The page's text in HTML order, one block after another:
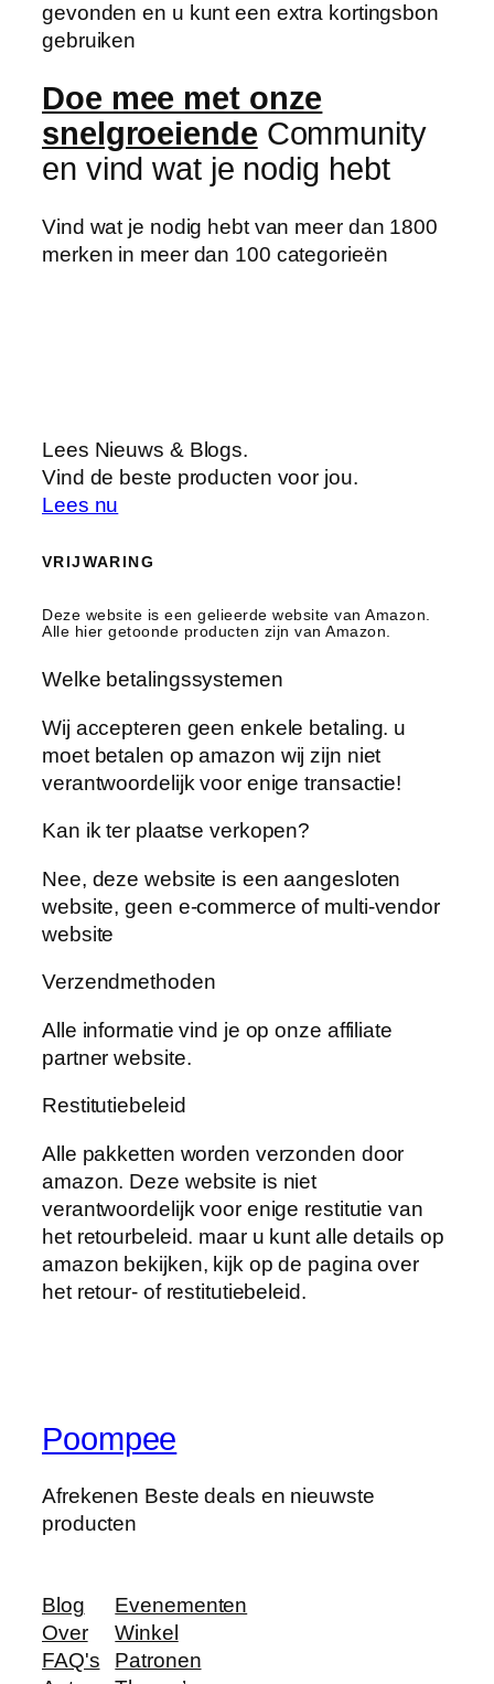
gevonden en u kunt een extra kortingsbon
gebruiken
Doe mee met onze
snelgroeiende Community
en vind wat je nodig hebt
Vind wat je nodig hebt van meer dan 1800
merken in meer dan 100 categorieën
Lees Nieuws & Blogs.
Vind de beste producten voor jou.
Lees nu
VRIJWARING
Deze website is een gelieerde website van Amazon.
Alle hier getoonde producten zijn van Amazon.
Welke betalingssystemen
Wij accepteren geen enkele betaling. u
moet betalen op amazon wij zijn niet
verantwoordelijk voor enige transactie!
Kan ik ter plaatse verkopen?
Nee, deze website is een aangesloten
website, geen e-commerce of multi-vendor
website
Verzendmethoden
Alle informatie vind je op onze affiliate
partner website.
Restitutiebeleid
Alle pakketten worden verzonden door
amazon. Deze website is niet
verantwoordelijk voor enige restitutie van
het retourbeleid. maar u kunt alle details op
amazon bekijken, kijk op de pagina over
het retour- of restitutiebeleid.
Poompee
Afrekenen Beste deals en nieuwste
producten
Blog
Over
FAQ's
Evenementen
Winkel
Patronen